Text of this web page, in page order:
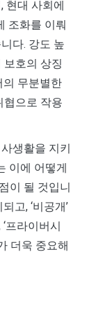
현대 사회에
조화를 이뤄
다. 강도 높
보호의 상징
의 무분별한
협으로 작용
생활을 지키
이에 어떻게
이 될 것입니
고, ‘비공개’
프라이버시
더욱 중요해